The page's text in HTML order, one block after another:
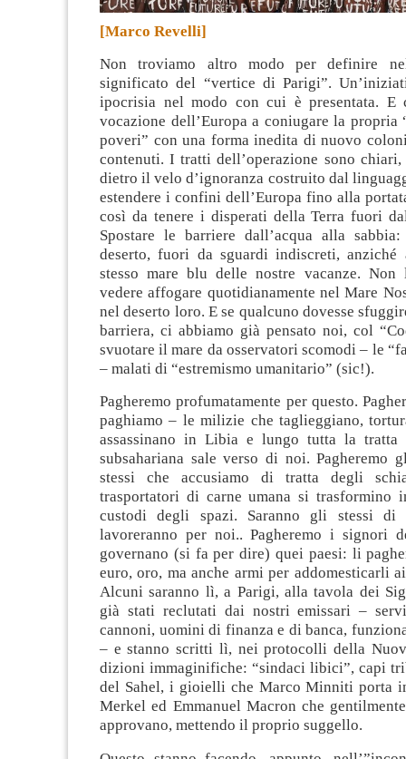
[Marco Revelli]
Non troviamo altro modo per definire
significato del “vertice di Parigi”.
ipocrisia nel modo con cui è presentata. E
vocazione dell’Europa a coniugare la propria
poveri” con una forma inedita di nuovo
contenuti. I tratti dell’operazione sono chiari,
dietro il velo d’ignoranza costruito dal
estendere i confini dell’Europa fino alla
così da tenere i disperati della Terra fuori
Spostare le barriere dall’acqua alla
deserto, fuori da sguardi indiscreti, anziché
stesso mare blu delle nostre vacanze.
vedere affogare quotidianamente nel Mare
nel deserto loro. E se qualcuno dovesse
barriera, ci abbiamo già pensato noi, col
svuotare il mare da osservatori scomodi – le
– malati di “estremismo umanitario” (sic!).
Pagheremo profumatamente per questo.
paghiamo – le milizie che taglieggiano,
assassinano in Libia e lungo tutta la tratta
subsahariana sale verso di noi. Pagheremo
stessi che accusiamo di tratta degli
trasportatori di carne umana si trasformino
custodi degli spazi. Saranno gli stessi di
lavoreranno per noi.. Pagheremo i signori
governano (si fa per dire) quei paesi: li
euro, oro, ma anche armi per addomesticarli
Alcuni saranno lì, a Parigi, alla tavola dei
già stati reclutati dai nostri emissari –
cannoni, uomini di finanza e di banca,
– e stanno scritti lì, nei protocolli della
dizioni immaginifiche: “sindaci libici”, capi
del Sahel, i gioielli che Marco Minniti porta
Merkel ed Emmanuel Macron che
approvano, mettendo il proprio suggello.